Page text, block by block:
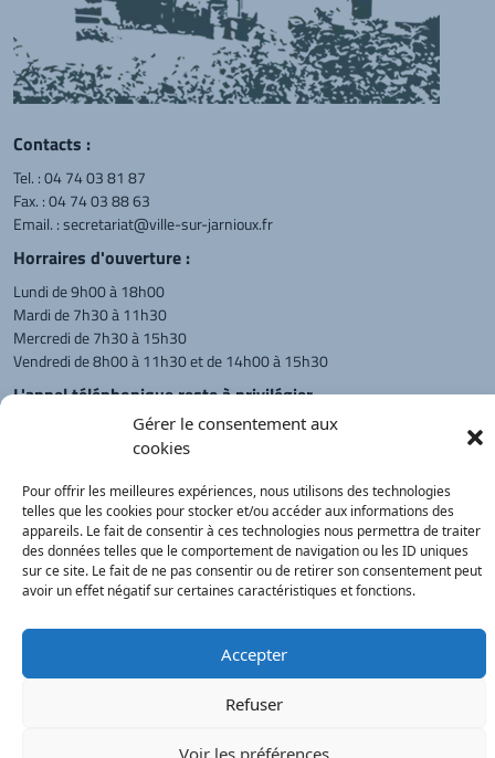
Gérer le consentement aux
cookies
Pour offrir les meilleures expériences, nous utilisons des technologies
telles que les cookies pour stocker et/ou accéder aux informations des
appareils. Le fait de consentir à ces technologies nous permettra de traiter
des données telles que le comportement de navigation ou les ID uniques
sur ce site. Le fait de ne pas consentir ou de retirer son consentement peut
avoir un effet négatif sur certaines caractéristiques et fonctions.
Accepter
Refuser
Voir les préférences
Contacts :
Tel. :04 74 03 81 87
Fax. : 04 74 03 88 63
Email. :secretariat@ville-sur-jarnioux.fr
Horraires d'ouverture :
Lundi de 9h00 à 18h00
Mardi de 7h30 à 11h30
Mercredi de 7h30 à 15h30
Vendredi de 8h00 à 11h30 et de 14h00 à 15h30
L'appel téléphonique reste à privilégier
Monsieur le Maire et les adjoints
reçoivent sur rendez-vous.
Retour à l'accueil Actualités PanneauPocket Recherche
Plan du site